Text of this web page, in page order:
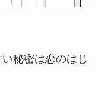
秘密は恋のはじ